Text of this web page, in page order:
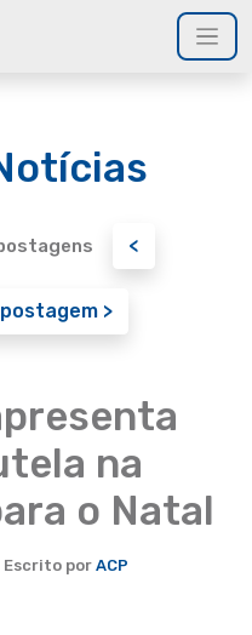
<
>
na
o Natal
Escrito por ACP